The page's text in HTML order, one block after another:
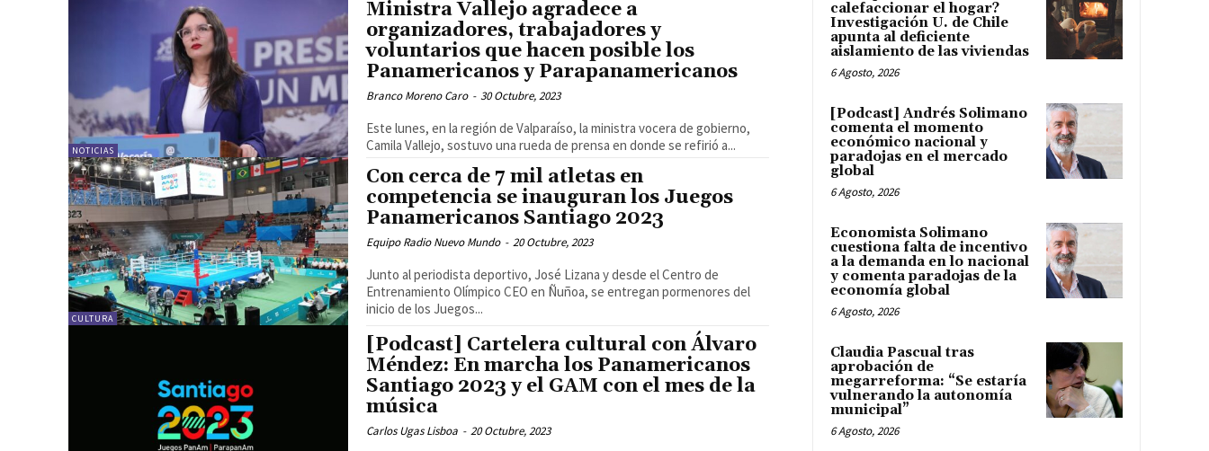
NOTICIAS
Ministra Vallejo agradece a
organizadores, trabajadores y
voluntarios que hacen posible los
Panamericanos y Parapanamericanos
Branco Moreno Caro - 30 Octubre, 2023
Este lunes, en la región de Valparaíso, la ministra vocera de gobierno,
Camila Vallejo, sostuvo una rueda de prensa en donde se refirió a...
CULTURA
Con cerca de 7 mil atletas en
competencia se inauguran los Juegos
Panamericanos Santiago 2023
Equipo Radio Nuevo Mundo - 20 Octubre, 2023
Junto al periodista deportivo, José Lizana y desde el Centro de
Entrenamiento Olímpico CEO en Ñuñoa, se entregan pormenores del
inicio de los Juegos...
[Podcast] Cartelera cultural con Álvaro
Méndez: En marcha los Panamericanos
Santiago 2023 y el GAM con el mes de la
música
Carlos Ugas Lisboa - 20 Octubre, 2023
calefaccionar el hogar?
Investigación U. de Chile
apunta al deficiente
aislamiento de las viviendas
6 Agosto, 2026
[Podcast] Andrés Solimano
comenta el momento
económico nacional y
paradojas en el mercado
global
6 Agosto, 2026
Economista Solimano
cuestiona falta de incentivo
a la demanda en lo nacional
y comenta paradojas de la
economía global
6 Agosto, 2026
Claudia Pascual tras
aprobación de
megarreforma: “Se estaría
vulnerando la autonomía
municipal”
6 Agosto, 2026